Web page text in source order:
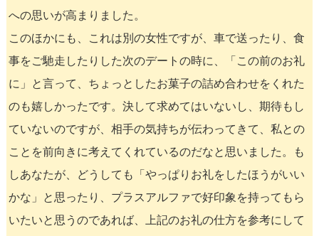
への思いが高まりました。
このほかにも、これは別の女性ですが、車で送ったり、食
事をご馳走したりした次のデートの時に、「この前のお礼
に」と言って、ちょっとしたお菓子の詰め合わせをくれた
のも嬉しかったです。決して求めてはいないし、期待もし
ていないのですが、相手の気持ちが伝わってきて、私との
ことを前向きに考えてくれているのだなと思いました。も
しあなたが、どうしても「やっぱりお礼をしたほうがいい
かな」と思ったり、プラスアルファで好印象を持ってもら
いたいと思うのであれば、上記のお礼の仕方を参考にして